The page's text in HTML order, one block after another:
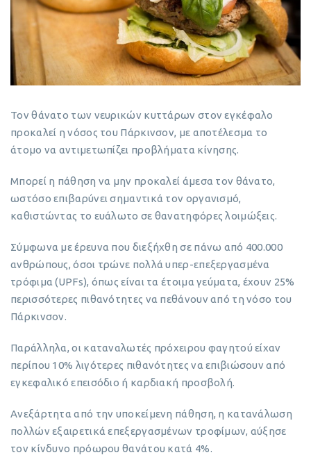
Τον θάνατο των νευρικών κυττάρων στον εγκέφαλο
προκαλεί η νόσος του Πάρκινσον, με αποτέλεσμα το
άτομο να αντιμετωπίζει προβλήματα κίνησης.
Μπορεί η πάθηση να μην προκαλεί άμεσα τον θάνατο,
ωστόσο επιβαρύνει σημαντικά τον οργανισμό,
καθιστώντας το ευάλωτο σε θανατηφόρες λοιμώξεις.
Σύμφωνα με έρευνα που διεξήχθη σε πάνω από 400.000
ανθρώπους, όσοι τρώνε πολλά υπερ-επεξεργασμένα
τρόφιμα (UPFs), όπως είναι τα έτοιμα γεύματα, έχουν 25%
περισσότερες πιθανότητες να πεθάνουν από τη νόσο του
Πάρκινσον.
Παράλληλα, οι καταναλωτές πρόχειρου φαγητού είχαν
περίπου 10% λιγότερες πιθανότητες να επιβιώσουν από
εγκεφαλικό επεισόδιο ή καρδιακή προσβολή.
Ανεξάρτητα από την υποκείμενη πάθηση, η κατανάλωση
πολλών εξαιρετικά επεξεργασμένων τροφίμων, αύξησε
τον κίνδυνο πρόωρου θανάτου κατά 4%.